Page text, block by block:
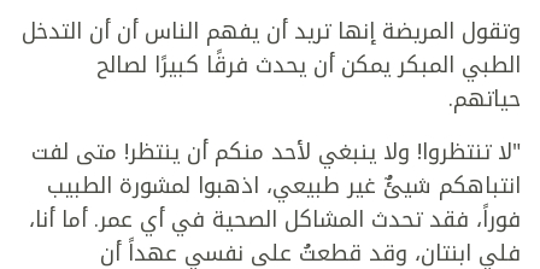
وتقول المريضة إنها تريد أن يفهم الناس أن أن التدخل
الطبي المبكر يمكن أن يحدث فرقًا كبيرًا لصالح
حياتهم.
"لا تنتظروا! ولا ينبغي لأحد منكم أن ينتظر! متى لفت
انتباهكم شيئٌ غير طبيعي، اذهبوا لمشورة الطبيب
فوراً، فقد تحدث المشاكل الصحية في أي عمر. أما أنا،
فلي ابنتان، وقد قطعتُ على نفسي عهداً أن